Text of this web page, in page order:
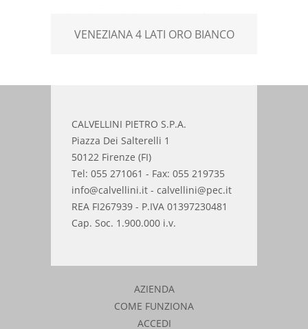
VENEZIANA 4 LATI ORO BIANCO
CALVELLINI PIETRO S.P.A.
Piazza Dei Salterelli 1
50122 Firenze (FI)
Tel: 055 271061 - Fax: 055 219735
info@calvellini.it - calvellini@pec.it
REA FI267939 - P.IVA 01397230481
Cap. Soc. 1.900.000 i.v.
AZIENDA
COME FUNZIONA
ACCEDI